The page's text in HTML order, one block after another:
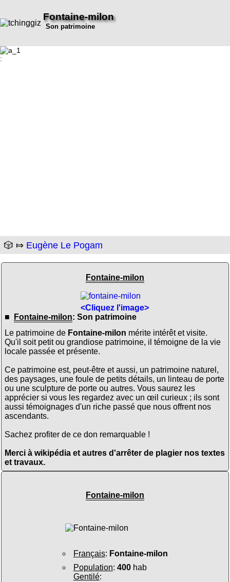
Fontaine-milon
Son patrimoine
:
🎲 ⤇ Eugène Le Pogam
Fontaine-milon
<Cliquez l'image>
■
Fontaine-milon: Son patrimoine
Le patrimoine de Fontaine-milon mérite intérêt et visite.
Qu'il soit petit ou grandiose patrimoine, il témoigne de la vie
locale passée et présente.
Ce patrimoine est, peut-être et aussi, un patrimoine naturel,
des paysages, une foule de petits détails, un linteau de porte
ou une sculpture de porte ou autres. Vous saurez les
apprécier si vous les regardez avec un œil curieux ; ils sont
aussi témoignages d'un riche passé que nous offrent nos
ascendants.
Sachez profiter de ce don remarquable !
Merci à wikipédia et autres d'arrêter de plagier nos textes
et travaux.
Fontaine-milon
Français: Fontaine-milon
Population: 400hab
Gentilé: